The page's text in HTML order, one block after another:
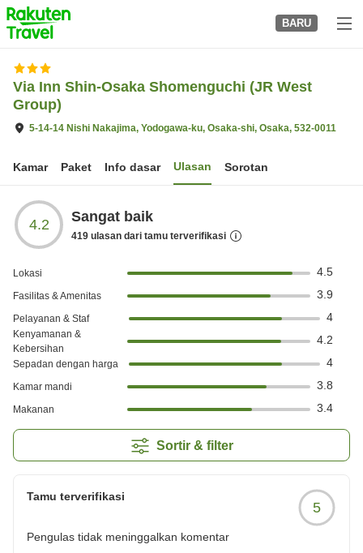
to
top
page
BARU
Via Inn Shin-Osaka Shomenguchi (JR West
Group)
5-14-14 Nishi Nakajima, Yodogawa-ku, Osaka-shi, Osaka, 532-0011
Kamar Paket Info dasar Ulasan Sorotan
4.2 Sangat baik
419 ulasan dari tamu terverifikasi
Lokasi 4.5
Fasilitas & Amenitas 3.9
Pelayanan & Staf 4
Kenyamanan &
Kebersihan
4.2
Sepadan dengan harga 4
Kamar mandi 3.8
Makanan 3.4
Sortir & filter
Tamu terverifikasi
5
Pengulas tidak meninggalkan komentar